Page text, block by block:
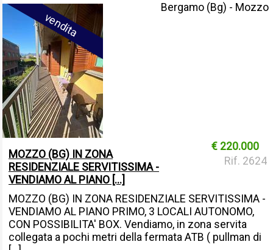
vendita
€ 220.000
Rif. 2624
MOZZO (BG) IN ZONA
RESIDENZIALE SERVITISSIMA -
VENDIAMO AL PIANO [...]
Bergamo (Bg) - Mozzo
MOZZO (BG) IN ZONA RESIDENZIALE SERVITISSIMA -
VENDIAMO AL PIANO PRIMO, 3 LOCALI AUTONOMO,
CON POSSIBILITA' BOX. Vendiamo, in zona servita
collegata a pochi metri della fermata ATB ( pullman di